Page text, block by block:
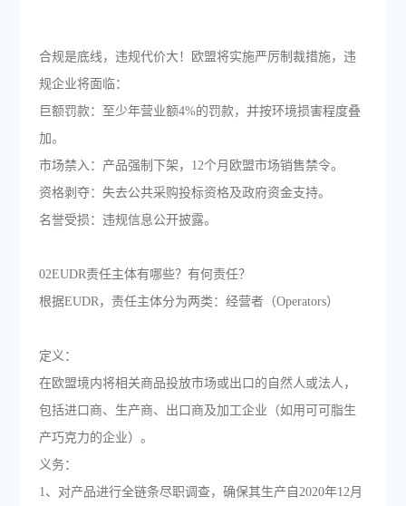
合规是底线，违规代价大！欧盟将实施严厉制裁措施，违
规企业将面临：
巨额罚款：至少年营业额4%的罚款，并按环境损害程度叠
加。
市场禁入：产品强制下架，12个月欧盟市场销售禁令。
资格剥夺：失去公共采购投标资格及政府资金支持。
名誉受损：违规信息公开披露。
02EUDR责任主体有哪些？有何责任？
根据EUDR，责任主体分为两类：经营者（Operators）
定义：
在欧盟境内将相关商品投放市场或出口的自然人或法人，
包括进口商、生产商、出口商及加工企业（如用可可脂生
产巧克力的企业）。
义务：
1、对产品进行全链条尽职调查，确保其生产自2020年12月